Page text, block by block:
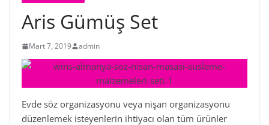
Aris Gümüş Set
Mart 7, 2019 admin
Evde söz organizasyonu veya nişan organizasyonu
düzenlemek isteyenlerin ihtiyacı olan tüm ürünler